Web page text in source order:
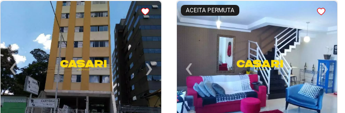
<
‹Previous ›Next
ACEITA PERMUTA
<<<<
‹
Previous ›Next